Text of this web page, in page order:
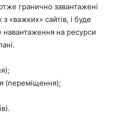
гранично завантажені
«важких» сайтів, і буде
на ресурси
(переміщення);